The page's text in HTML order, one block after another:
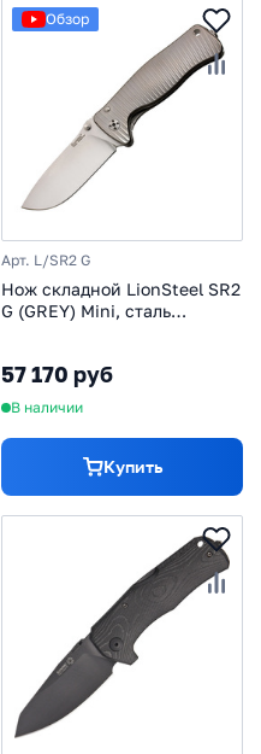
Обзор
Арт. L/SR2 G
Нож складной LionSteel SR2
G (GREY) Mini, сталь
технологии Solid®, серый
57 170 руб
В наличии
Купить